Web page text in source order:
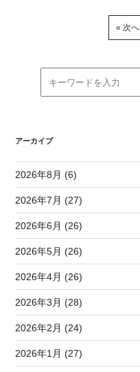
« 次へ
アーカイブ
2026年8月 (6)
2026年7月 (27)
2026年6月 (26)
2026年5月 (26)
2026年4月 (26)
2026年3月 (28)
2026年2月 (24)
2026年1月 (27)